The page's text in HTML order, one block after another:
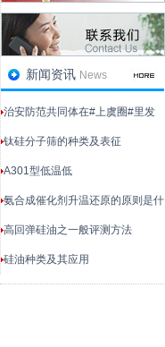
新闻资讯 News
治安防范共同体在#上虞圈#里发
钛硅分子筛的种类及表征
‌A301型低温低
氨合成催化剂升温还原的原则是什
高回弹硅油之一般评测方法
硅油种类及其应用